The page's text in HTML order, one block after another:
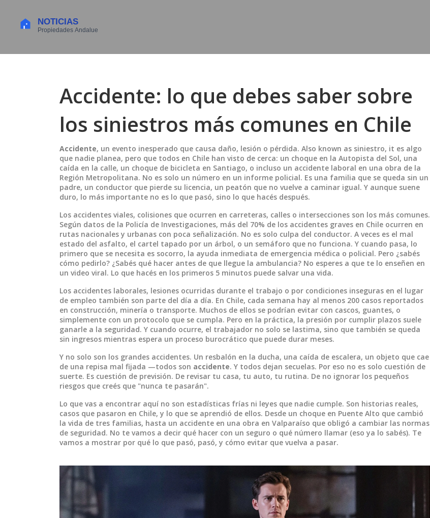
Accidente: lo que debes saber sobre
los siniestros más comunes en Chile
Accidente, un evento inesperado que causa daño, lesión o pérdida. Also known as siniestro, it es algo
que nadie planea, pero que todos en Chile han visto de cerca: un choque en la Autopista del Sol, una
caída en la calle, un choque de bicicleta en Santiago, o incluso un accidente laboral en una obra de la
Región Metropolitana. No es solo un número en un informe policial. Es una familia que se queda sin un
padre, un conductor que pierde su licencia, un peatón que no vuelve a caminar igual. Y aunque suene
duro, lo más importante no es lo que pasó, sino lo que hacés después.
Los accidentes viales, colisiones que ocurren en carreteras, calles o intersecciones son los más comunes.
Según datos de la Policía de Investigaciones, más del 70% de los accidentes graves en Chile ocurren en
rutas nacionales y urbanas con poca señalización. No es solo culpa del conductor. A veces es el mal
estado del asfalto, el cartel tapado por un árbol, o un semáforo que no funciona. Y cuando pasa, lo
primero que se necesita es socorro, la ayuda inmediata de emergencia médica o policial. Pero ¿sabés
cómo pedirlo? ¿Sabés qué hacer antes de que llegue la ambulancia? No esperes a que te lo enseñen en
un video viral. Lo que hacés en los primeros 5 minutos puede salvar una vida.
Los accidentes laborales, lesiones ocurridas durante el trabajo o por condiciones inseguras en el lugar
de empleo también son parte del día a día. En Chile, cada semana hay al menos 200 casos reportados
en construcción, minería o transporte. Muchos de ellos se podrían evitar con cascos, guantes, o
simplemente con un protocolo que se cumpla. Pero en la práctica, la presión por cumplir plazos suele
ganarle a la seguridad. Y cuando ocurre, el trabajador no solo se lastima, sino que también se queda
sin ingresos mientras espera un proceso burocrático que puede durar meses.
Y no solo son los grandes accidentes. Un resbalón en la ducha, una caída de escalera, un objeto que cae
de una repisa mal fijada —todos son accidente. Y todos dejan secuelas. Por eso no es solo cuestión de
suerte. Es cuestión de previsión. De revisar tu casa, tu auto, tu rutina. De no ignorar los pequeños
riesgos que creés que "nunca te pasarán".
Lo que vas a encontrar aquí no son estadísticas frías ni leyes que nadie cumple. Son historias reales,
casos que pasaron en Chile, y lo que se aprendió de ellos. Desde un choque en Puente Alto que cambió
la vida de tres familias, hasta un accidente en una obra en Valparaíso que obligó a cambiar las normas
de seguridad. No te vamos a decir qué hacer con un seguro o qué número llamar (eso ya lo sabés). Te
vamos a mostrar por qué lo que pasó, pasó, y cómo evitar que vuelva a pasar.